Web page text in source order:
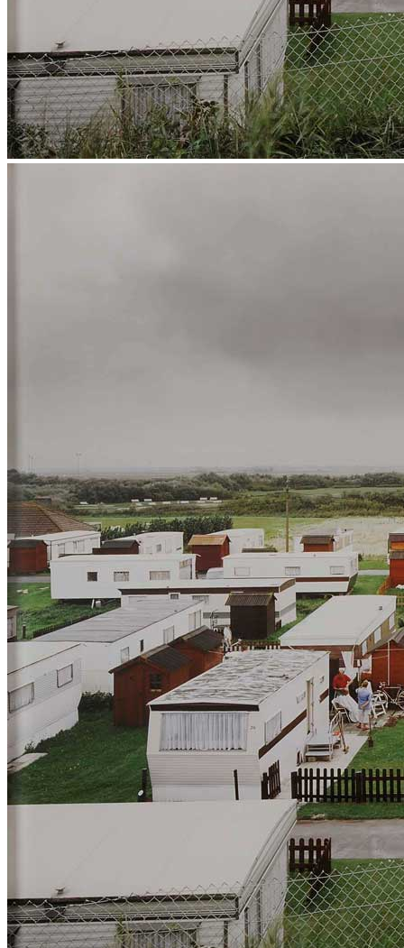
Area Media
Pubblicazioni
ENG